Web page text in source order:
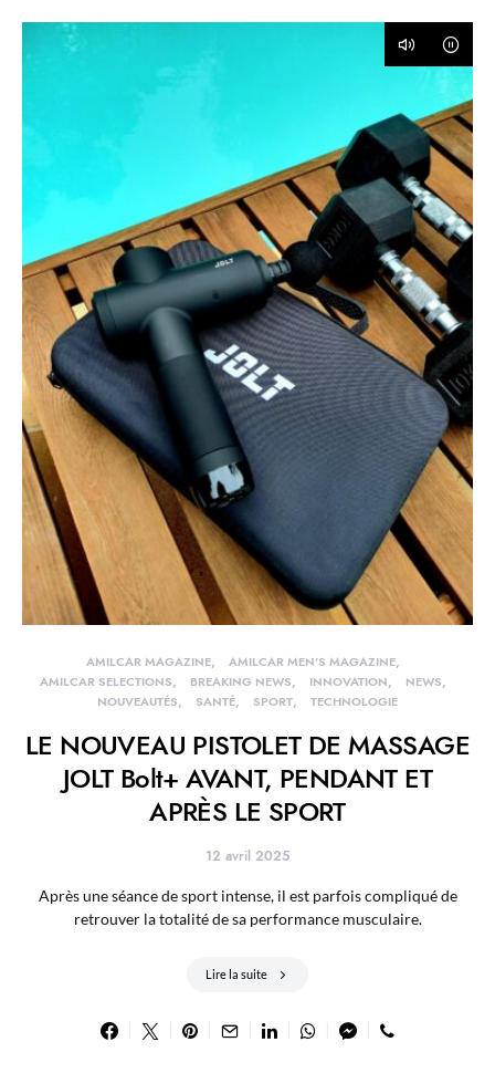
AMILCAR MAGAZINE
AMILCAR MEN'S MAGAZINE
AMILCAR SELECTIONS
BREAKING NEWS INNOVATION
NEWS
NOUVEAUTÉS
SANTÉ SPORT TECHNOLOGIE
LE NOUVEAU PISTOLET DE MASSAGE
JOLT Bolt+ AVANT, PENDANT ET
APRÈS LE SPORT
12 avril 2025
Après une séance de sport intense, il est parfois compliqué de
retrouver la totalité de sa performance musculaire.
Lire la suite